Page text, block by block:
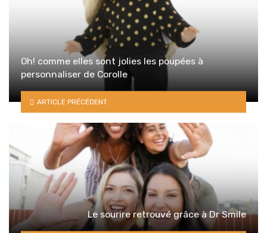
Oh! comme elles sont jolies les poupées à
personnaliser de Corolle
ARTICLE PRÉCÉDENT
Le sourire retrouvé grâce à Dr Smile